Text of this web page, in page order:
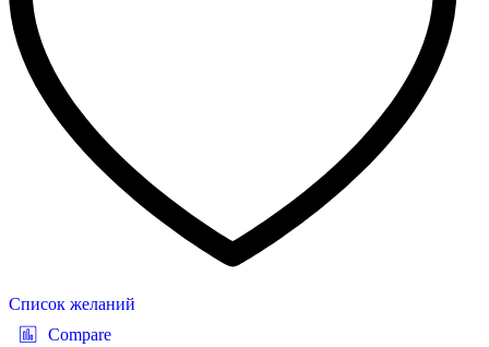
Список желаний
Compare